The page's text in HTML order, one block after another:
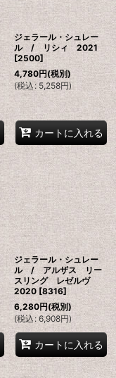
ジェラール・シュレー
ル / リシィ 2021
[2500]
4,780円(税別)
(税込: 5,258円)
カートに入れる
ジェラール・シュレー
ル / アルザス リー
スリング レゼルヴ
2020 [8316]
6,280円(税別)
(税込: 6,908円)
カートに入れる